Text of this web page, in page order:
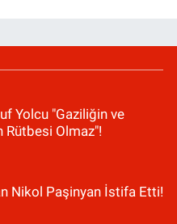
Yolcu "Gaziliğin ve
Rütbesi Olmaz"!
Nikol Paşinyan İstifa Etti!